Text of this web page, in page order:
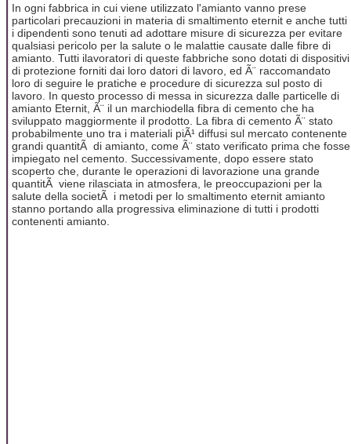
In ogni fabbrica in cui viene utilizzato l'amianto vanno prese
particolari precauzioni in materia di smaltimento eternit e anche tutti
i dipendenti sono tenuti ad adottare misure di sicurezza per evitare
qualsiasi pericolo per la salute o le malattie causate dalle fibre di
amianto. Tutti ilavoratori di queste fabbriche sono dotati di dispositivi
di protezione forniti dai loro datori di lavoro, ed Ã¨ raccomandato
loro di seguire le pratiche e procedure di sicurezza sul posto di
lavoro. In questo processo di messa in sicurezza dalle particelle di
amianto Eternit, Ã¨ il un marchiodella fibra di cemento che ha
sviluppato maggiormente il prodotto. La fibra di cemento Ã¨ stato
probabilmente uno tra i materiali piÃ¹ diffusi sul mercato contenente
grandi quantitÃ di amianto, come Ã¨ stato verificato prima che fosse
impiegato nel cemento. Successivamente, dopo essere stato
scoperto che, durante le operazioni di lavorazione una grande
quantitÃ viene rilasciata in atmosfera, le preoccupazioni per la
salute della societÃ i metodi per lo smaltimento eternit amianto
stanno portando alla progressiva eliminazione di tutti i prodotti
contenenti amianto.